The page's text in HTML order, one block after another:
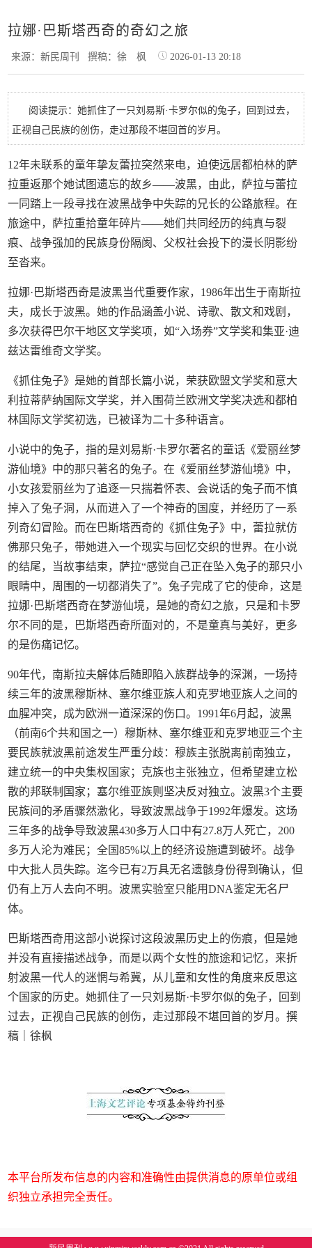
拉娜·巴斯塔西奇的奇幻之旅
来源：新民周刊撰稿：徐 枫 2026-01-13 20:18
阅读提示：她抓住了一只刘易斯·卡罗尔似的兔子，回到过去，
正视自己民族的创伤，走过那段不堪回首的岁月。
12年未联系的童年挚友蕾拉突然来电，迫使远居都柏林的萨
拉重返那个她试图遗忘的故乡——波黑，由此，萨拉与蕾拉
一同踏上一段寻找在波黑战争中失踪的兄长的公路旅程。在
旅途中，萨拉重拾童年碎片——她们共同经历的纯真与裂
痕、战争强加的民族身份隔阂、父权社会投下的漫长阴影纷
至沓来。
拉娜·巴斯塔西奇是波黑当代重要作家，1986年出生于南斯拉
夫，成长于波黑。她的作品涵盖小说、诗歌、散文和戏剧，
多次获得巴尔干地区文学奖项，如“入场券”文学奖和集亚·迪
兹达雷维奇文学奖。
《抓住兔子》是她的首部长篇小说，荣获欧盟文学奖和意大
利拉蒂萨纳国际文学奖，并入围荷兰欧洲文学奖决选和都柏
林国际文学奖初选，已被译为二十多种语言。
小说中的兔子，指的是刘易斯·卡罗尔著名的童话《爱丽丝梦
游仙境》中的那只著名的兔子。在《爱丽丝梦游仙境》中，
小女孩爱丽丝为了追逐一只揣着怀表、会说话的兔子而不慎
掉入了兔子洞，从而进入了一个神奇的国度，并经历了一系
列奇幻冒险。而在巴斯塔西奇的《抓住兔子》中，蕾拉就仿
佛那只兔子，带她进入一个现实与回忆交织的世界。在小说
的结尾，当故事结束，萨拉“感觉自己正在坠入兔子的那只小
眼睛中，周围的一切都消失了”。兔子完成了它的使命，这是
拉娜·巴斯塔西奇在梦游仙境，是她的奇幻之旅，只是和卡罗
尔不同的是，巴斯塔西奇所面对的，不是童真与美好，更多
的是伤痛记忆。
90年代，南斯拉夫解体后随即陷入族群战争的深渊，一场持
续三年的波黑穆斯林、塞尔维亚族人和克罗地亚族人之间的
血腥冲突，成为欧洲一道深深的伤口。1991年6月起，波黑
（前南6个共和国之一）穆斯林、塞尔维亚和克罗地亚三个主
要民族就波黑前途发生严重分歧：穆族主张脱离前南独立，
建立统一的中央集权国家；克族也主张独立，但希望建立松
散的邦联制国家；塞尔维亚族则坚决反对独立。波黑3个主要
民族间的矛盾骤然激化，导致波黑战争于1992年爆发。这场
三年多的战争导致波黑430多万人口中有27.8万人死亡，200
多万人沦为难民；全国85%以上的经济设施遭到破坏。战争
中大批人员失踪。迄今已有2万具无名遗骸身份得到确认，但
仍有上万人去向不明。波黑实验室只能用DNA鉴定无名尸
体。
巴斯塔西奇用这部小说探讨这段波黑历史上的伤痕，但是她
并没有直接描述战争，而是以两个女性的旅途和记忆，来折
射波黑一代人的迷惘与希冀，从儿童和女性的角度来反思这
个国家的历史。她抓住了一只刘易斯·卡罗尔似的兔子，回到
过去，正视自己民族的创伤，走过那段不堪回首的岁月。撰
稿｜徐枫
本平台所发布信息的内容和准确性由提供消息的原单位或组
织独立承担完全责任。